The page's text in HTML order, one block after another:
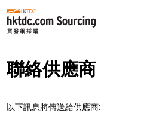
聯絡供應商
以下訊息將傳送給供應商: